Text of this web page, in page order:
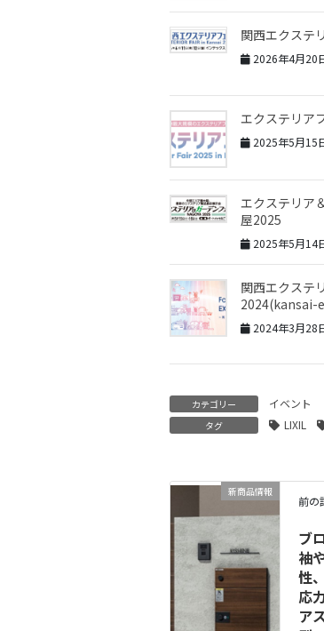
関西エクステ
2026年4月20
エクステリア
2025年5月15
エクステリア
屋2025
2025年5月14
関西エクステ
2024(kansai-
2024年3月28
カテゴリー イベント
タグ LIXIL
新商品情報
前の
ブ
袖
性
応
ア